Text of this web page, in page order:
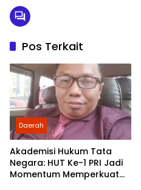
Pos Terkait
Daerah
Akademisi Hukum Tata
Negara: HUT Ke-1 PRI Jadi
Momentum Memperkuat